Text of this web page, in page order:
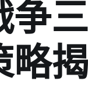
争
略